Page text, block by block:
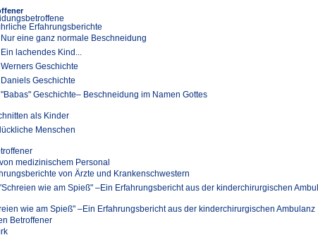
Erfahrungsberichte
Nur eine ganz normale Beschneidung
Ein lachendes Kind...
Werners Geschichte
Daniels Geschichte
"Babas" Geschichte– Beschneidung im Namen Gottes
als Kinder
Menschen
medizinischem Personal
von Ärzte und Krankenschwestern
wie am Spieß" –Ein Erfahrungsbericht aus der kinderchirurgischen
wie am Spieß" –Ein Erfahrungsbericht aus der kinderchirurgischen Ambulanz
Betroffener